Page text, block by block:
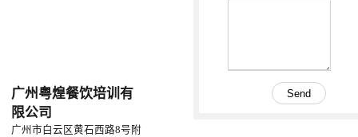
广州粤煌餐饮培训有
限公司
广州市白云区黄石西路8号附